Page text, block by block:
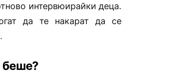
интервюирайки деца.
да те накарат да се
беше?